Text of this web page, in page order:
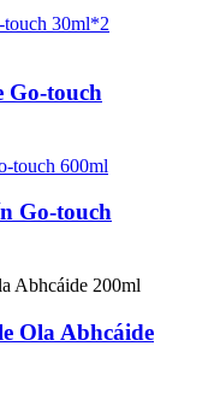
Go-touch
Go-touch
Ola Abhcáide